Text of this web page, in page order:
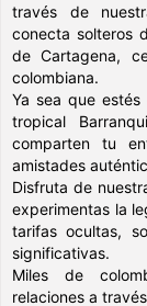
través de
conecta solteros
de Cartagena,
colombiana.
Ya sea que
tropical
comparten tu
amistades
Disfruta de
experimentas la
tarifas ocultas,
significativas.
Miles de
relaciones a